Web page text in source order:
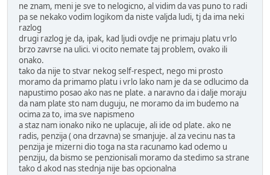
ne znam, meni je sve to nelogicno, al vidim da vas puno to radi
pa se nekako vodim logikom da niste valjda ludi, tj da ima neki
razlog
drugi razlog je da, ipak, kad ljudi ovdje ne primaju platu vrlo
brzo zavrse na ulici. vi ocito nemate taj problem, ovako ili
onako.
tako da nije to stvar nekog self-respect, nego mi prosto
moramo da primamo platu i vrlo lako nam je da se odlucimo da
napustimo posao ako nas ne plate. a naravno da i dalje moraju
da nam plate sto nam duguju, ne moramo da im budemo na
ocima za to, ima sve napismeno
a staz nam ionako niko ne uplacuje, ali ide od plate. ako ne
radis, penzija ( ona drzavna) se smanjuje. al za vecinu nas ta
penzija je mizerni dio toga na sta racunamo kad odemo u
penziju, da bismo se penzionisali moramo da stedimo sa strane
tako d akod nas stednja nije bas opcionalna